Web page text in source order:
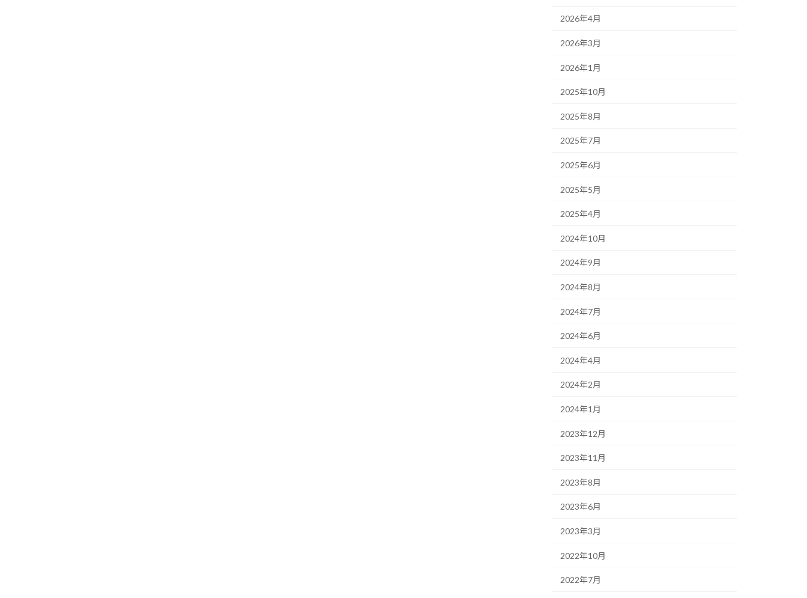
2026年4月
2026年3月
2026年1月
2025年10月
2025年8月
2025年7月
2025年6月
2025年5月
2025年4月
2024年10月
2024年9月
2024年8月
2024年7月
2024年6月
2024年4月
2024年2月
2024年1月
2023年12月
2023年11月
2023年8月
2023年6月
2023年3月
2022年10月
2022年7月